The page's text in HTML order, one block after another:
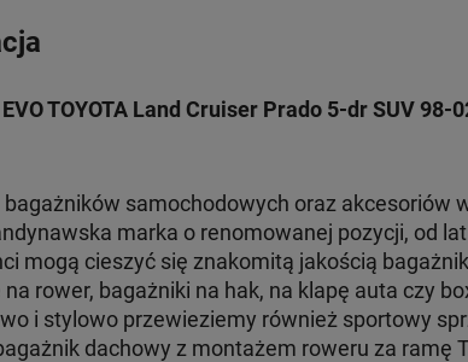
TOYOTA Land Cruiser Prado 5-dr SUV 98-
samochodowych oraz akcesoriów
marka o renomowanej pozycji, od
mogą cieszyć się znakomitą jakością
rower, bagażniki na hak, na klapę auta czy
i stylowo przewieziemy również sportowy
dachowy z montażem roweru za ramę